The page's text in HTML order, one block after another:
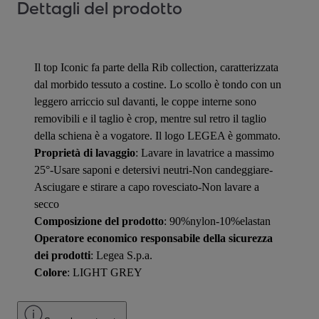
Dettagli del prodotto
Il top Iconic fa parte della Rib collection, caratterizzata
dal morbido tessuto a costine. Lo scollo è tondo con un
leggero arriccio sul davanti, le coppe interne sono
removibili e il taglio è crop, mentre sul retro il taglio
della schiena è a vogatore. Il logo LEGEA è gommato.
Proprietà di lavaggio: Lavare in lavatrice a massimo
25°-Usare saponi e detersivi neutri-Non candeggiare-
Asciugare e stirare a capo rovesciato-Non lavare a
secco
Composizione del prodotto: 90%nylon-10%elastan
Operatore economico responsabile della sicurezza
dei prodotti: Legea S.p.a.
Colore: LIGHT GREY